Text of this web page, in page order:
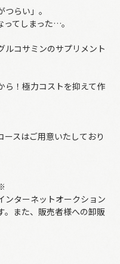
らい」。
てしまった…。
ルコサミンのサプリメント
ら！極力コストを抑えて作
スはご用意いたしており
ンターネットオークション
。また、販売者様への卸販